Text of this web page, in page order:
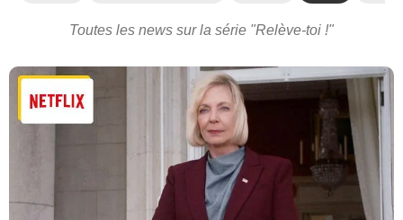
Toutes les news sur la série "Relève-toi !"